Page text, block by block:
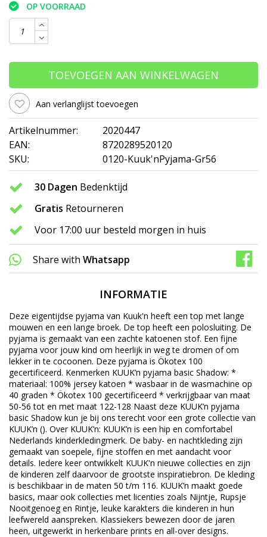
OP VOORRAAD
TOEVOEGEN AAN WINKELWAGEN
Aan verlanglijst toevoegen
Artikelnummer:
2020447
EAN:
8720289520120
SKU:
0120-Kuuk'nPyjama-Gr56
30 Dagen Bedenktijd
Gratis Retourneren
Voor 17:00 uur besteld morgen in huis
Share with Whatsapp
INFORMATIE
Deze eigentijdse pyjama van Kuuk'n heeft een top met lange
mouwen en een lange broek. De top heeft een polosluiting. De
pyjama is gemaakt van een zachte katoenen stof. Een fijne
pyjama voor jouw kind om heerlijk in weg te dromen of om
lekker in te cocoonen. Deze pyjama is Ökotex 100
gecertificeerd. Kenmerken KUUK’n pyjama basic Shadow: *
materiaal: 100% jersey katoen * wasbaar in de wasmachine op
40 graden * Ökotex 100 gecertificeerd * verkrijgbaar van maat
50-56 tot en met maat 122-128 Naast deze KUUK’n pyjama
basic Shadow kun je bij ons terecht voor een grote collectie van
KUUK’n (). Over KUUK’n: KUUK’n is een hip en comfortabel
Nederlands kinderkledingmerk. De baby- en nachtkleding zijn
gemaakt van soepele, fijne stoffen en met aandacht voor
details. Iedere keer ontwikkelt KUUK'n nieuwe collecties en zijn
de kinderen zelf daarvoor de grootste inspiratiebron. De kleding
is beschikbaar in de maten 50 t/m 116. KUUK’n maakt goede
basics, maar ook collecties met licenties zoals Nijntje, Rupsje
Nooitgenoeg en Rintje, leuke karakters die kinderen in hun
leefwereld aanspreken. Klassiekers bewezen door de jaren
heen, uitgewerkt in herkenbare prints en all-over designs.